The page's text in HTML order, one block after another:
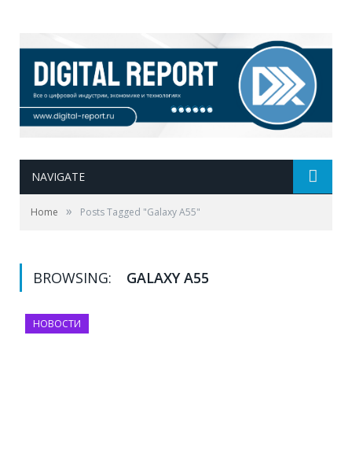
NAVIGATE
Home » Posts Tagged "Galaxy A55"
BROWSING: GALAXY A55
НОВОСТИ